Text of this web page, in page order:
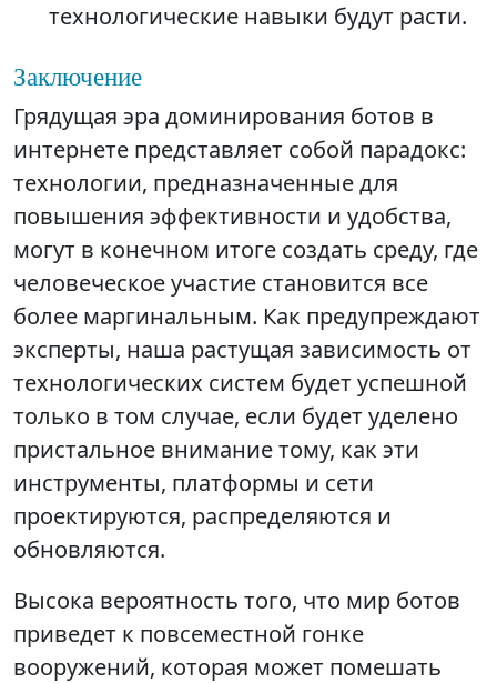
технологические навыки будут расти.
Заключение
Грядущая эра доминирования ботов в
интернете представляет собой парадокс:
технологии, предназначенные для
повышения эффективности и удобства,
могут в конечном итоге создать среду, где
человеческое участие становится все
более маргинальным. Как предупреждают
эксперты, наша растущая зависимость от
технологических систем будет успешной
только в том случае, если будет уделено
пристальное внимание тому, как эти
инструменты, платформы и сети
проектируются, распределяются и
обновляются.
Высока вероятность того, что мир ботов
приведет к повсеместной гонке
вооружений, которая может помешать